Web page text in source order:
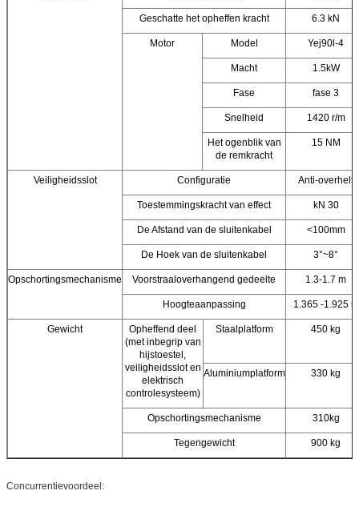
Geschatte het opheffen kracht 6.3 kN
Motor Model Yej90l-4
Macht 1.5kW
Fase fase 3
Snelheid 1420 r/m
Het ogenblik van
de remkracht
15 NM
Veiligheidsslot Configuratie Anti-overhelt
Toestemmingskracht van effect kN 30
De Afstand van de sluitenkabel <100mm
De Hoek van de sluitenkabel 3°~8°
Opschortingsmechanisme Voorstraaloverhangend gedeelte 1.3-1.7 m
Hoogteaanpassing 1.365 -1.925 m
Gewicht
Opheffend deel
(met inbegrip van
hijstoestel,
veiligheidsslot en
elektrisch
controlesysteem)
Staalplatform 450 kg
Aluminiumplatform 330 kg
Opschortingsmechanisme 310kg
Tegengewicht 900 kg
Concurrentievoordeel: